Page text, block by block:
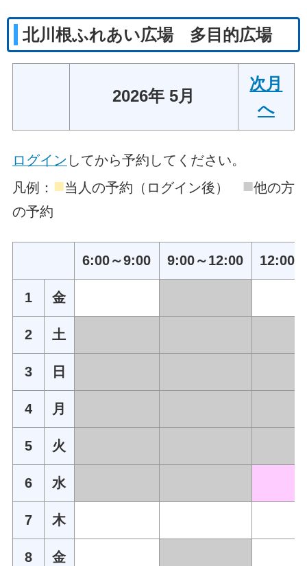
北川根ふれあい広場 多目的広場
2026年 5月
次月
へ
ログイン してから予約してください。
凡例： ■当人の予約（ログイン後） ■他の方
の予約
6:00～9:00 9:00～12:00 12:00
1 金
2 土
3 日
4 月
5 火
6 水
7 木
8 金